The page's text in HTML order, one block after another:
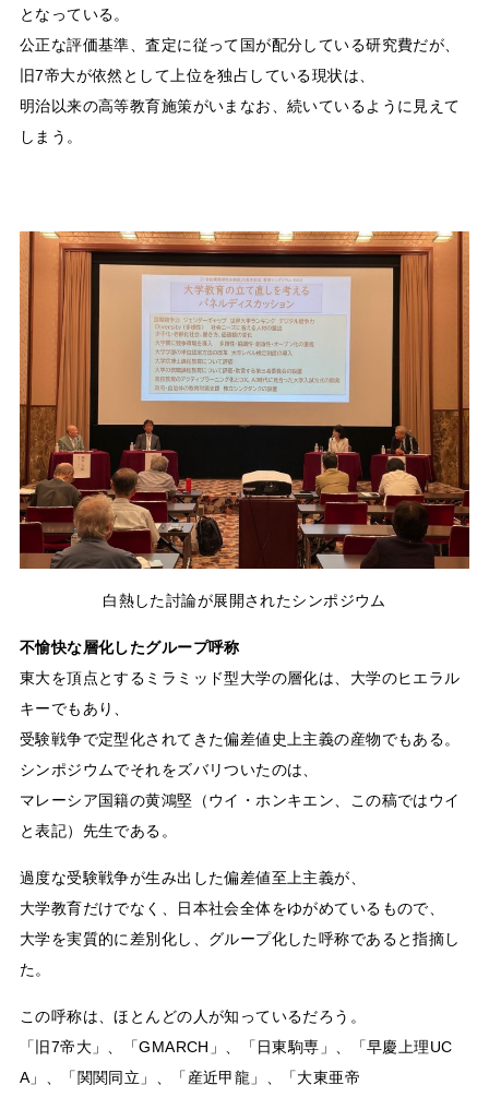
となっている。
公正な評価基準、査定に従って国が配分している研究費だが、
旧7帝大が依然として上位を独占している現状は、
明治以来の高等教育施策がいまなお、続いているように見えて
しまう。
白熱した討論が展開されたシンポジウム
不愉快な層化したグループ呼称
東大を頂点とするミラミッド型大学の層化は、大学のヒエラル
キーでもあり、
受験戦争で定型化されてきた偏差値史上主義の産物でもある。
シンポジウムでそれをズバリついたのは、
マレーシア国籍の黄鴻堅（ウイ・ホンキエン、この稿ではウイ
と表記）先生である。
過度な受験戦争が生み出した偏差値至上主義が、
大学教育だけでなく、日本社会全体をゆがめているもので、
大学を実質的に差別化し、グループ化した呼称であると指摘し
た。
この呼称は、ほとんどの人が知っているだろう。
「旧7帝大」、「GMARCH」、「日東駒専」、「早慶上理UC
A」、「関関同立」、「産近甲龍」、「大東亜帝